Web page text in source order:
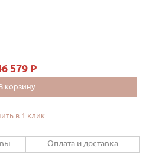
579 P
корзину
в 1 клик
Оплата и доставка